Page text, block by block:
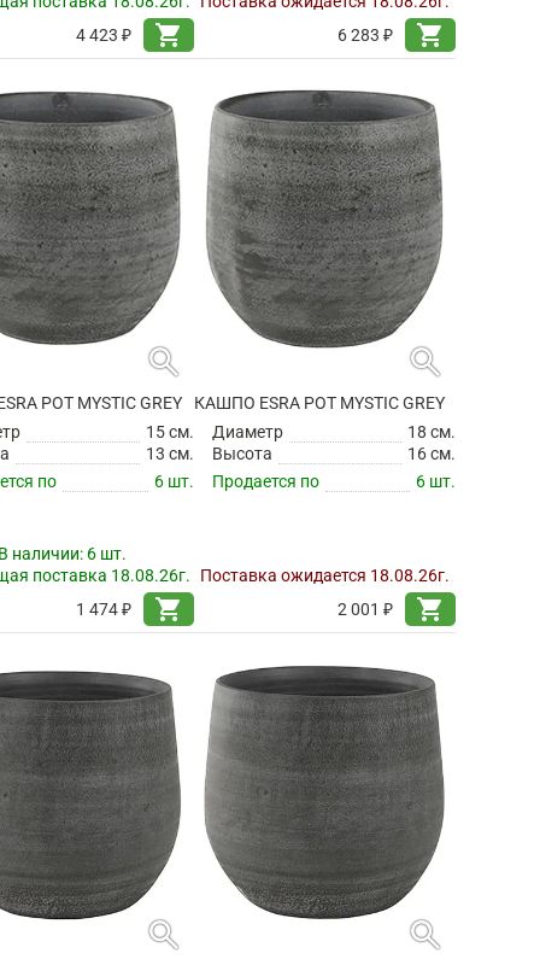
4 423 ₽
shopping_cart
6 283 ₽
shopping_cart
search
POT MYSTIC GREY
15 см.
13 см.
по
6 шт.
наличии: 6 шт.
поставка 18.08.26г.
1 474 ₽
shopping_cart
search
КАШПО ESRA POT MYSTIC GREY
Диаметр
18 см.
Высота
16 см.
Продается по
6 шт.
Поставка ожидается 18.08.26г.
2 001 ₽
shopping_cart
search search